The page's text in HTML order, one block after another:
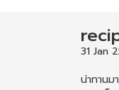
31 Jan
น่าทานม